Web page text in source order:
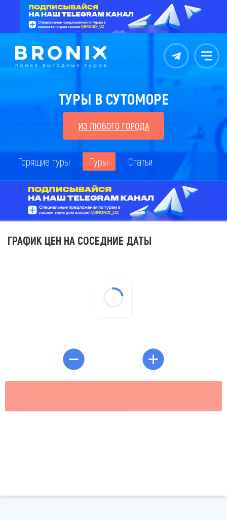
Контакты Меню
ТУРЫ В СУТОМОРЕ
ИЗ ЛЮБОГО ГОРОДА
Горящие туры Туры Статьи
ГРАФИК ЦЕН НА СОСЕДНИЕ ДАТЫ